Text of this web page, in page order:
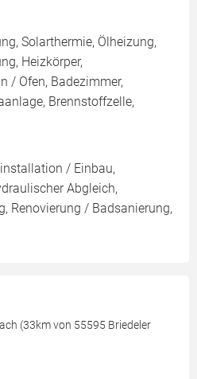
Solarthermie, Ölheizung,
Heizkörper,
/ Ofen, Badezimmer,
Brennstoffzelle,
/ Einbau,
Abgleich,
Renovierung / Badsanierung,
(33km von 55595 Briedeler